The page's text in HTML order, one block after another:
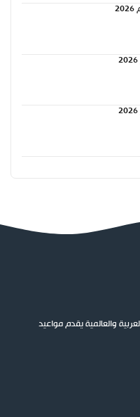
موعد مباراة الأرجنتين والجزائر في كأس العالم 2026
والنرويج في كأس العالم 2026
والسنغال في كأس العالم 2026
والعالمية يقدم مواعيد